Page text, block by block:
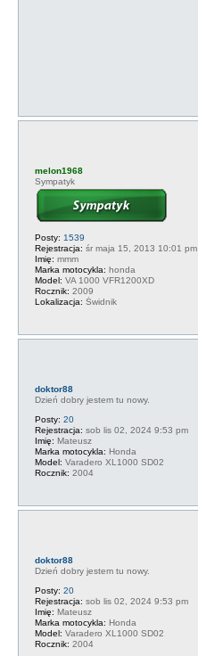
melon1968
Sympatyk
Posty: 1539
Rejestracja: śr maja 15, 2013 10:01 pm
Imię: mmm
Marka motocykla: honda
Model: VA 1000 VFR1200XD
Rocznik: 2009
Lokalizacja: Świdnik
doktor88
Dzień dobry jestem tu nowy.
Posty: 20
Rejestracja: sob lis 02, 2024 9:53 pm
Imię: Mateusz
Marka motocykla: Honda
Model: Varadero XL1000 SD02
Rocznik: 2004
doktor88
Dzień dobry jestem tu nowy.
Posty: 20
Rejestracja: sob lis 02, 2024 9:53 pm
Imię: Mateusz
Marka motocykla: Honda
Model: Varadero XL1000 SD02
Rocznik: 2004